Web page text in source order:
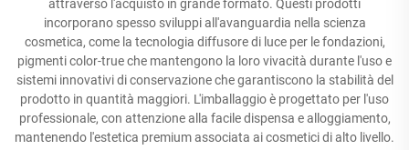
attraverso l'acquisto in grande formato. Questi prodotti
incorporano spesso sviluppi all'avanguardia nella scienza
cosmetica, come la tecnologia diffusore di luce per le fondazioni,
pigmenti color-true che mantengono la loro vivacità durante l'uso e
sistemi innovativi di conservazione che garantiscono la stabilità del
prodotto in quantità maggiori. L'imballaggio è progettato per l'uso
professionale, con attenzione alla facile dispensa e alloggiamento,
mantenendo l'estetica premium associata ai cosmetici di alto livello.